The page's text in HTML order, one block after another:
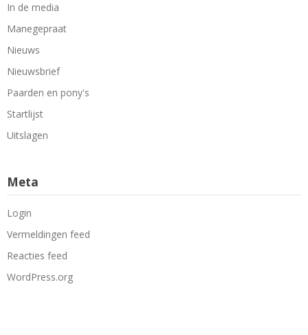
In de media
Manegepraat
Nieuws
Nieuwsbrief
Paarden en pony's
Startlijst
Uitslagen
Meta
Login
Vermeldingen feed
Reacties feed
WordPress.org